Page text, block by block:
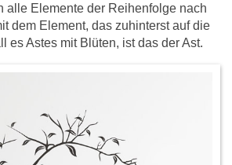
alle Elemente der Reihenfolge nach
dem Element, das zuhinterst auf die
es Astes mit Blüten, ist das der Ast.